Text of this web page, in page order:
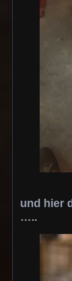
und hier
…..